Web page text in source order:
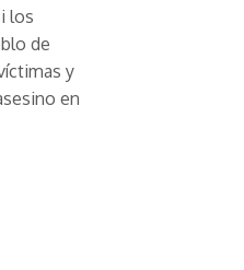
los
de
y
en